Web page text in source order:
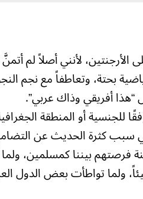
لأنني أصلاً لم أتمنَّ
بحتة، وتعاطفاً مع نجم
أفريقي وذاك عربي”.
للجنسية أو المنطقة
سبب كثرة الحديث عن
بيننا كمسلمين، ولما
ولما تواطأت بعض الدول